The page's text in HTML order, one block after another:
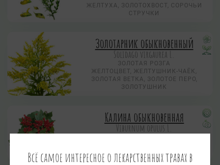
ЖЕЛТУХА, ЗОЛОТОХВОСТ, СОРОЧЬИ
СТРУЧКИ
Золотарник обыкновенный
Solidago virgaurea L.
ЗОЛОТАЯ РОЗГА
ЖЕЛТОЦВЕТ, ЖЕЛТУШНИК-ЧАЁК,
ЗОЛОТАЯ ВЕТКА, ЗОЛОТОЕ ПЕРО,
ЗОЛОТУШНИК
Калина обыкновенная
Viburnum opulus L.
Всё самое интересное о лекарственных травах в